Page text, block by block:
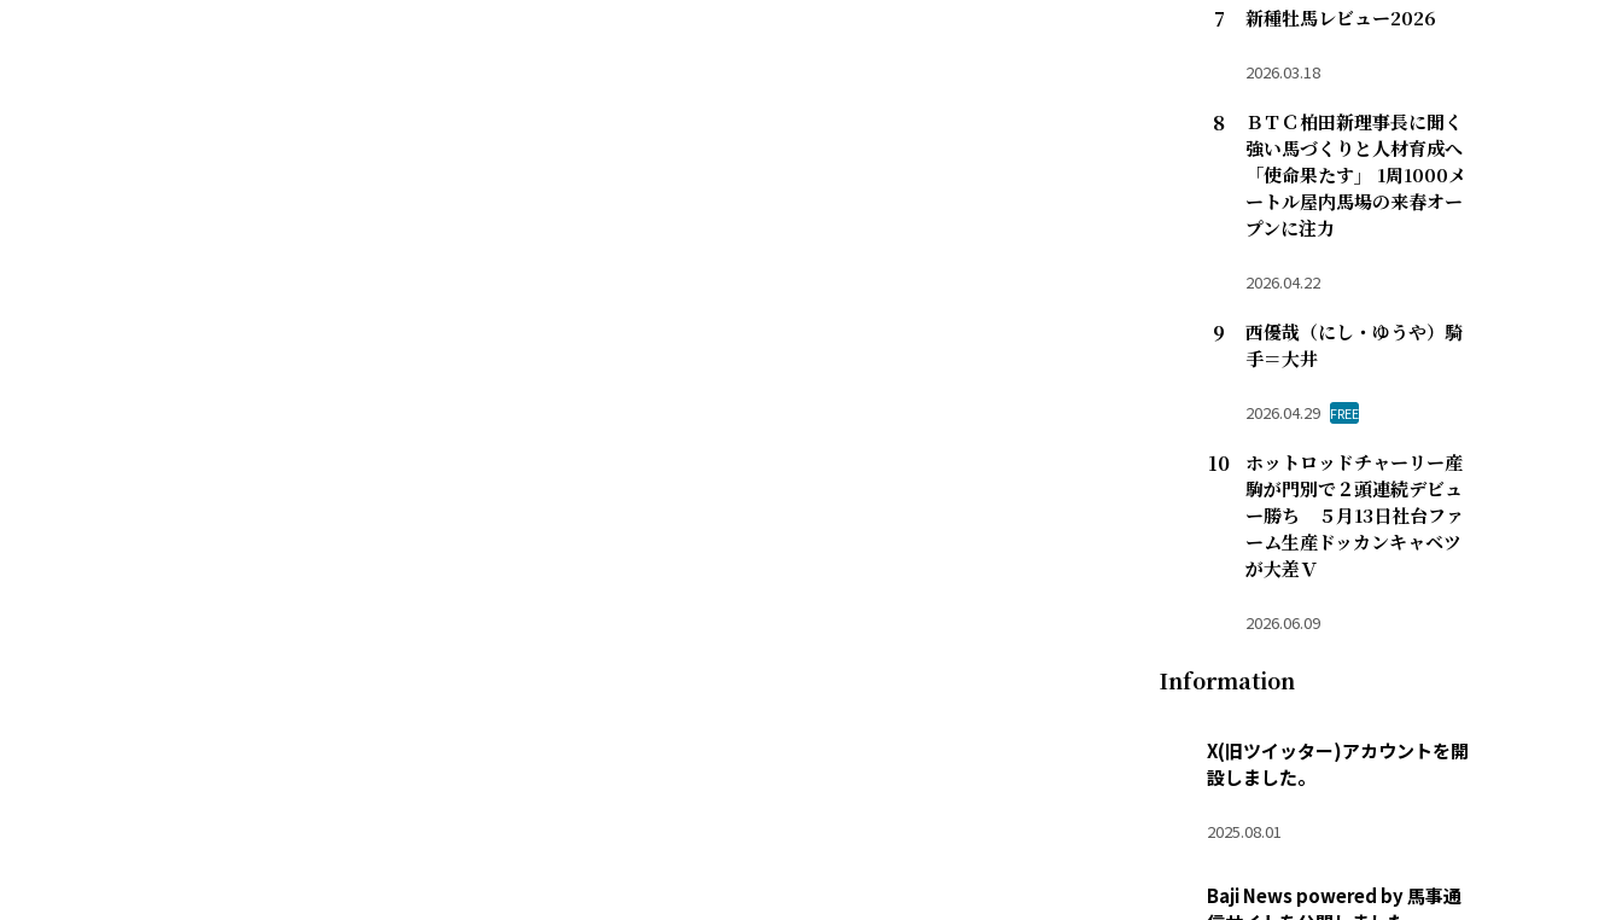
新種牡馬レビュー2026
2026.03.18
ＢＴＣ柏田新理事長に聞く
強い馬づくりと人材育成へ
「使命果たす」 1周1000メ
ートル屋内馬場の来春オー
プンに注力
2026.04.22
西優哉（にし・ゆうや）騎
手＝大井
2026.04.29 FREE
ホットロッドチャーリー産
駒が門別で２頭連続デビュ
ー勝ち ５月13日社台ファ
ーム生産ドッカンキャベツ
が大差Ｖ
2026.06.09
Information
X(旧ツイッター)アカウントを開
設しました。
2025.08.01
Baji News powered by 馬事通